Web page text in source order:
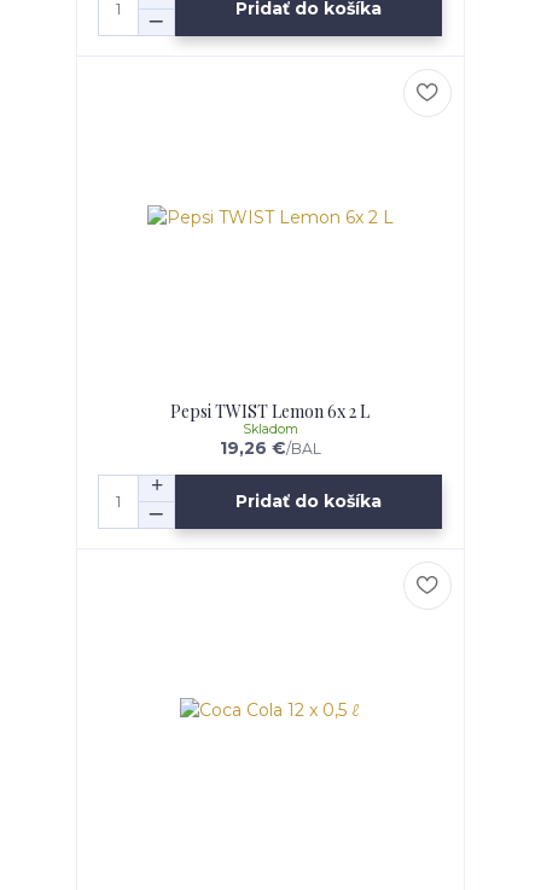
Pridať do košíka
Pepsi TWIST Lemon 6x 2 L
19,26 €/BAL
Skladom
Pridať do košíka